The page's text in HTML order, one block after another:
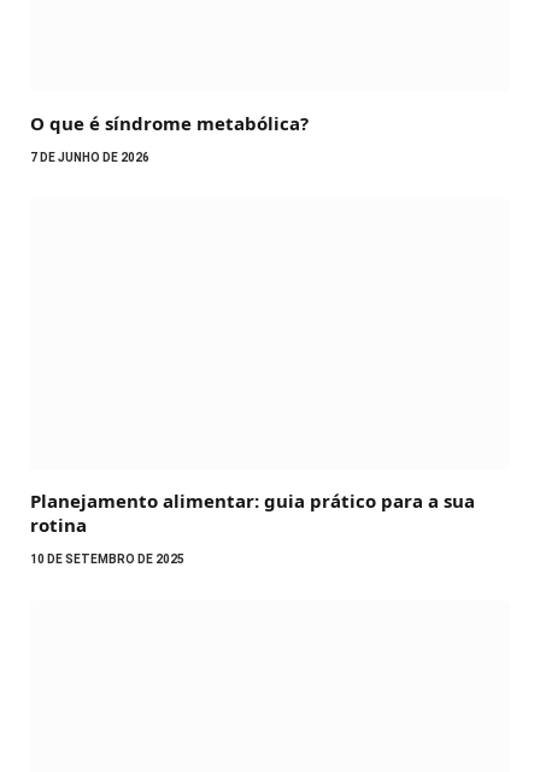
O que é síndrome metabólica?
7 DE JUNHO DE 2026
Planejamento alimentar: guia prático para a sua
rotina
10 DE SETEMBRO DE 2025